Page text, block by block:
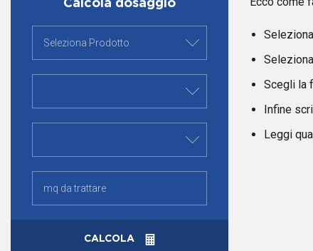
Calcola dosaggio
CALCOLA
Scegli la
Infine
Leggi